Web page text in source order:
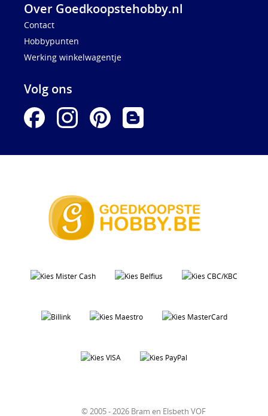
Over Goedkoopstehobby.nl
Contact
Hobbypunten
Werking winkelwagentje
Volg ons
© 2005 - 2026 Bram en Elsbeth VOF